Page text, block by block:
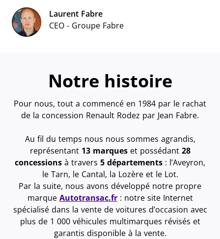
Laurent Fabre
CEO - Groupe Fabre
Notre histoire
Pour nous, tout a commencé en 1984 par le rachat
de la concession Renault Rodez par Jean Fabre.
Au fil du temps nous nous sommes agrandis,
représentant 13 marqueset possédant 28
concessions à travers 5 départements : l’Aveyron,
le Tarn, le Cantal, la Lozère et le Lot.
Par la suite, nous avons développé notre propre
marque Autotransac.fr: notre site Internet
spécialisé dans la vente de voitures d’occasion avec
plus de 1 000 véhicules multimarques révisés et
garantis disponible à la vente.